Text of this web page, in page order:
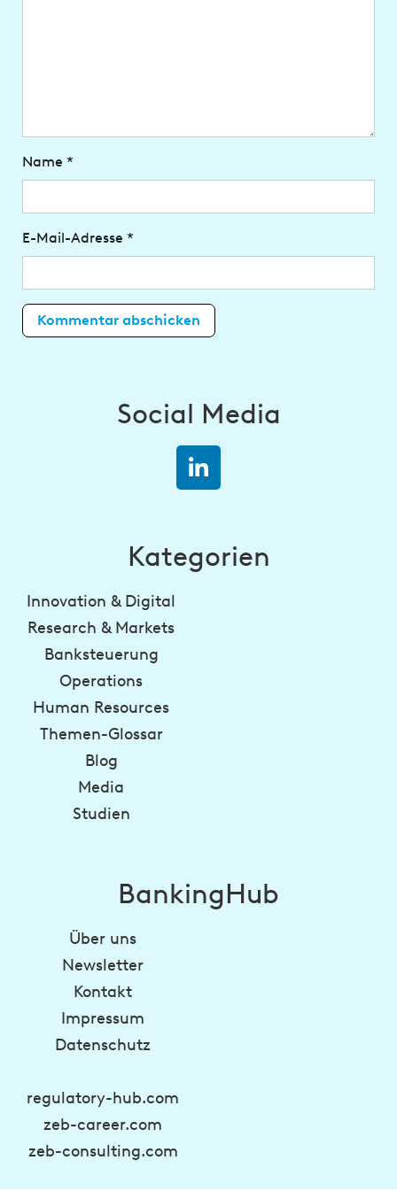
Name *
E-Mail-Adresse *
Social Media
Kategorien
Innovation & Digital
Research & Markets
Banksteuerung
Operations
Human Resources
Themen-Glossar
Blog
Media
Studien
BankingHub
Über uns
Newsletter
Kontakt
Impressum
Datenschutz
regulatory-hub.com
zeb-career.com
zeb-consulting.com